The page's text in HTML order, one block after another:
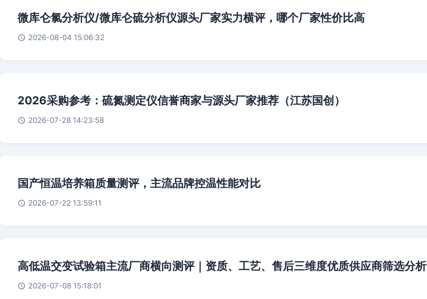
微库仑氯分析仪/微库仑硫分析仪源头厂家实力横评，哪个厂家性价比高
2026-08-04 15:06:32
2026采购参考：硫氮测定仪信誉商家与源头厂家推荐（江苏国创）
2026-07-28 14:23:58
国产恒温培养箱质量测评，主流品牌控温性能对比
2026-07-22 13:59:11
高低温交变试验箱主流厂商横向测评｜资质、工艺、售后三维度优质供应商筛选分析
2026-07-08 15:18:01